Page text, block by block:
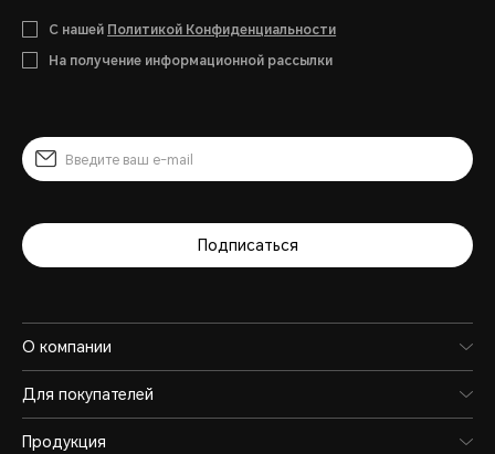
С нашей Политикой Конфиденциальности
На получение информационной рассылки
Подписаться
О компании
Для покупателей
Продукция